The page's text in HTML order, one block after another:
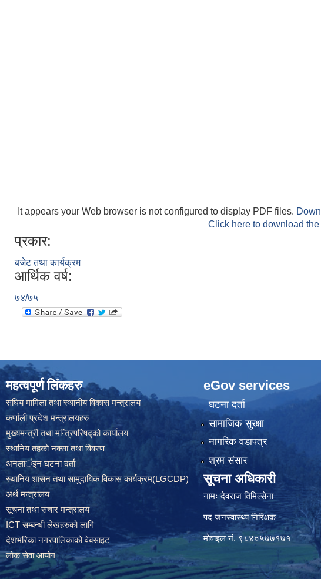
It appears your Web browser is not configured to display PDF files.
Click here to download
प्रकार:
बजेट तथा कार्यक्रम
आर्थिक वर्ष:
७४/७५
महत्वपूर्ण लिंकहरु
संघिय मामिला तथा स्थानीय विकास मन्त्रालय
कर्णाली प्रदेश मन्त्रालयहरु
मुख्यमन्त्री तथा मन्त्रिपरिषद्को कार्यालय
स्थानिय तहकाे नक्सा तथा विवरण
अनलार्इन घटना दर्ता
स्थानिय शासन तथा सामुदायिक विकास कार्यक्रम(LGCDP)
अर्थ मन्त्रालय
सूचना तथा संचार मन्त्रालय
ICT सम्बन्धी लेखहरुको लागि
देशभरिका नगरपालिकाको वेबसाइट
लोक सेवा आयोग
eGov services
घटना दर्ता
सामाजिक सुरक्षा
नागरिक वडापत्र
श्रम संसार
सूचना अधिकारी
नामः देवराज तिमिल्सेना
पद जनस्वास्थ्य निरिक्षक
मोवाइल नं. ९८४०५७७१७१